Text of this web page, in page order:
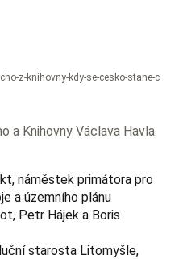
z-knihovny-kdy-se-cesko-stane-c
a Knihovny Václava Havla.
náměstek primátora pro
a územního plánu
Petr Hájek a Boris
starosta Litomyšle,